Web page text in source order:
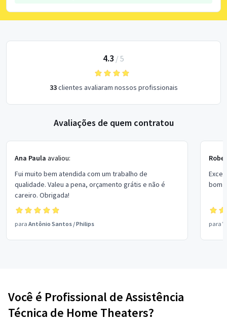
4.3 / 5
33clientes avaliaram nossos profissionais
Avaliações de quem contratou
Ana Paula avaliou:
Fui muito bem atendida com um trabalho de
qualidade. Valeu a pena, orçamento grátis e não é
careiro. Obrigada!
para Antônio Santos /Philips
bom
para
Você é Profissional de Assistência
Técnica de Home Theaters?